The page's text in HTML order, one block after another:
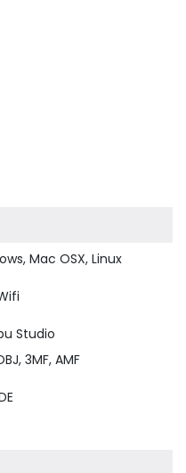
Mac OSX, Linux
Studio
3MF, AMF